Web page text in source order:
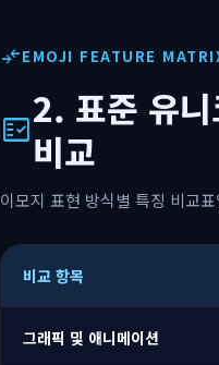
compare_arrowsEMOJI FEATURE
fact_check2. 표준 유
비교
이모지 표현 방식별 특징 비교
비교 항목
그래픽 및 애니메이션